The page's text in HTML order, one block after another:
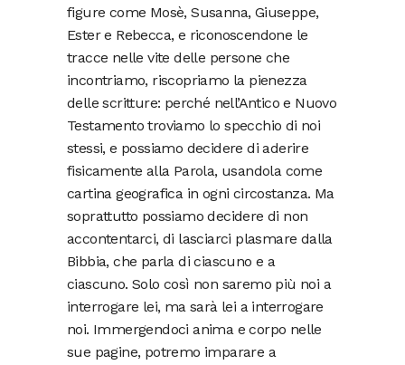
figure come Mosè, Susanna, Giuseppe,
Ester e Rebecca, e riconoscendone le
tracce nelle vite delle persone che
incontriamo, riscopriamo la pienezza
delle scritture: perché nell’Antico e Nuovo
Testamento troviamo lo specchio di noi
stessi, e possiamo decidere di aderire
fisicamente alla Parola, usandola come
cartina geografica in ogni circostanza. Ma
soprattutto possiamo decidere di non
accontentarci, di lasciarci plasmare dalla
Bibbia, che parla di ciascuno e a
ciascuno. Solo così non saremo più noi a
interrogare lei, ma sarà lei a interrogare
noi. Immergendoci anima e corpo nelle
sue pagine, potremo imparare a